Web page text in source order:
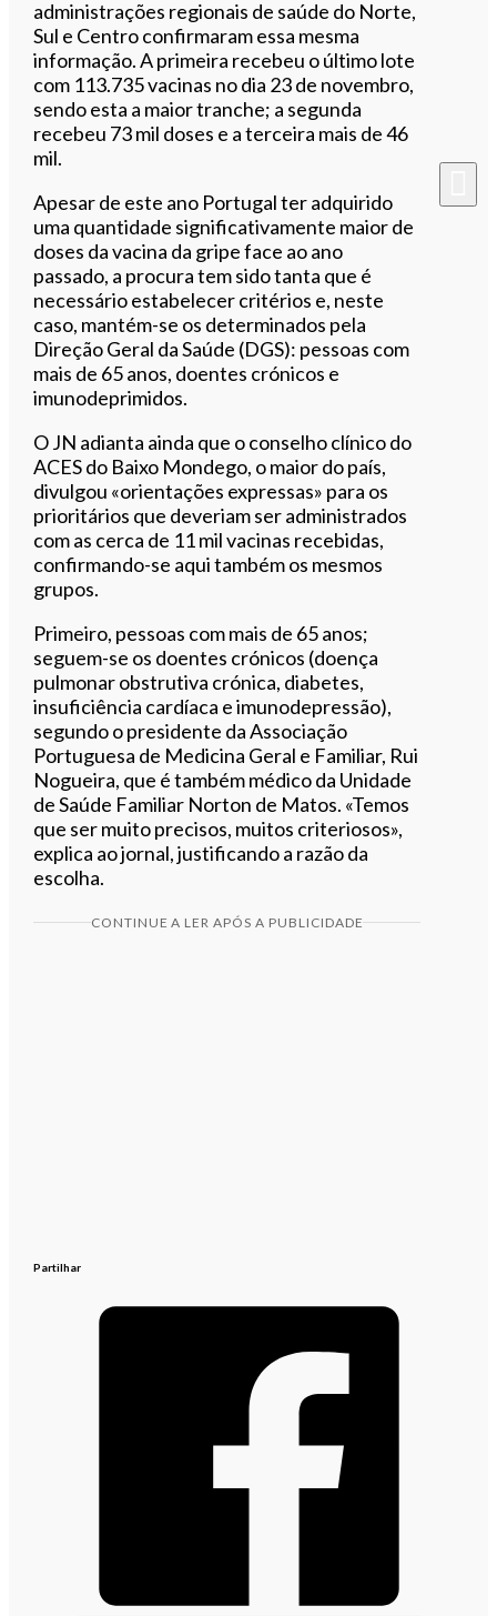
administrações regionais de saúde do Norte,
Sul e Centro confirmaram essa mesma
informação. A primeira recebeu o último lote
com 113.735 vacinas no dia 23 de novembro,
sendo esta a maior tranche; a segunda
recebeu 73 mil doses e a terceira mais de 46
mil.
Apesar de este ano Portugal ter adquirido
uma quantidade significativamente maior de
doses da vacina da gripe face ao ano
passado, a procura tem sido tanta que é
necessário estabelecer critérios e, neste
caso, mantém-se os determinados pela
Direção Geral da Saúde (DGS): pessoas com
mais de 65 anos, doentes crónicos e
imunodeprimidos.
O JN adianta ainda que o conselho clínico do
ACES do Baixo Mondego, o maior do país,
divulgou «orientações expressas» para os
prioritários que deveriam ser administrados
com as cerca de 11 mil vacinas recebidas,
confirmando-se aqui também os mesmos
grupos.
Primeiro, pessoas com mais de 65 anos;
seguem-se os doentes crónicos (doença
pulmonar obstrutiva crónica, diabetes,
insuficiência cardíaca e imunodepressão),
segundo o presidente da Associação
Portuguesa de Medicina Geral e Familiar, Rui
Nogueira, que é também médico da Unidade
de Saúde Familiar Norton de Matos. «Temos
que ser muito precisos, muitos criteriosos»,
explica ao jornal, justificando a razão da
escolha.
CONTINUE A LER APÓS A PUBLICIDADE
Partilhar